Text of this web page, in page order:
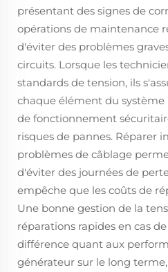
présentant des signes de
opérations de maintenance
d'éviter des problèmes
circuits. Lorsque les
standards de tension, ils
chaque élément du système
de fonctionnement
risques de pannes. Réparer
problèmes de câblage
d'éviter des journées de
empêche que les coûts de
Une bonne gestion de la
réparations rapides en cas
différence quant aux
générateur sur le long